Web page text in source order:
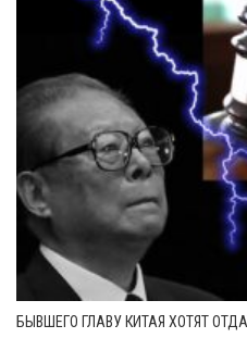
БЫВШЕГО ГЛАВУ КИТАЯ ХОТЯТ